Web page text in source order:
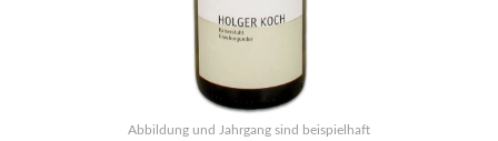
Abbildung und Jahrgang sind beispielhaft